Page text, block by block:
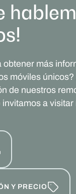
obtener más
móviles
de nuestros
a visitar
Y PRECIO